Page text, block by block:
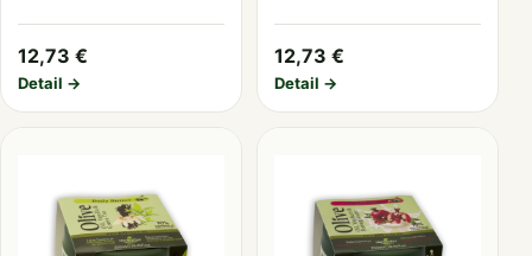
12,73 €
Detail →
12,73 €
Detail →